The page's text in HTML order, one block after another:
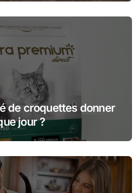
de croquettes donner
jour ?